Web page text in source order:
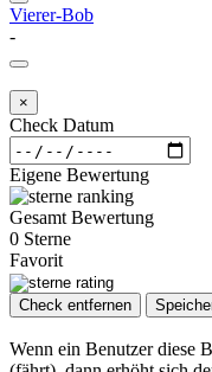
Vierer-Bob
-
×
Check Datum
Eigene Bewertung
Gesamt Bewertung
0 Sterne
Favorit
Check entfernen
Wenn ein Benutzer diese